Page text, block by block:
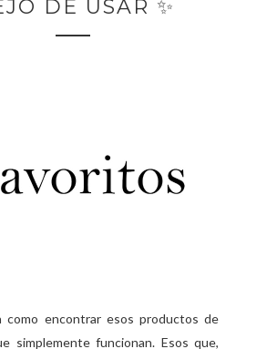
DE USAR ✨
como encontrar esos productos de
simplemente funcionan. Esos que,